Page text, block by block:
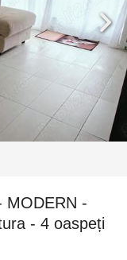
- 4 oaspeți